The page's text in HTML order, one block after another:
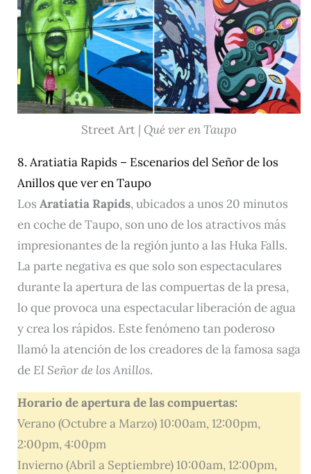
Street Art | Qué ver en Taupo
8. Aratiatia Rapids – Escenarios del Señor de los
Anillos que ver en Taupo
Los Aratiatia Rapids, ubicados a unos 20 minutos
en coche de Taupo, son uno de los atractivos más
impresionantes de la región junto a las Huka Falls.
La parte negativa es que solo son espectaculares
durante la apertura de las compuertas de la presa,
lo que provoca una espectacular liberación de agua
y crea los rápidos. Este fenómeno tan poderoso
llamó la atención de los creadores de la famosa saga
de El Señor de los Anillos.
Horario de apertura de las compuertas:
Verano (Octubre a Marzo) 10:00am, 12:00pm,
2:00pm, 4:00pm
Invierno (Abril a Septiembre) 10:00am, 12:00pm,